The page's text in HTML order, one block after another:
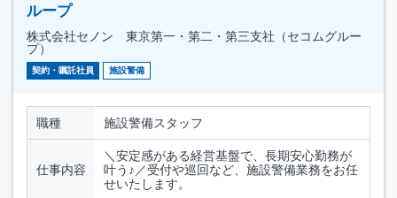
ループ
株式会社セノン 東京第一・第二・第三支社（セコムグルー
プ）
契約・嘱託社員 施設警備
職種 施設警備スタッフ
仕事内容
＼安定感がある経営基盤で、長期安心勤務が
叶う♪／受付や巡回など、施設警備業務をお任
せいたします。